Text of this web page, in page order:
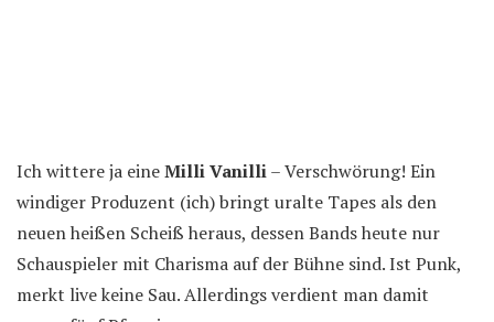
Ich wittere ja eineMilli Vanilli– Verschwörung! Ein
windiger Produzent (ich) bringt uralte Tapes als den
neuen heißen Scheiß heraus, dessen Bands heute nur
Schauspieler mit Charisma auf der Bühne sind. Ist Punk,
merkt live keine Sau. Allerdings verdient man damit